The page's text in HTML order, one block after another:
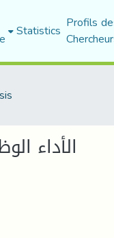
Statistics Profils
الأداء